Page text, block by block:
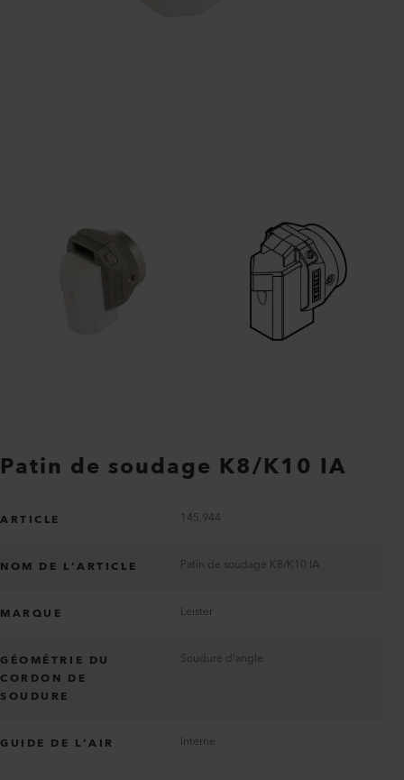
Patin de soudage K8/K10 IA
ARTICLE 145.944
NOM DE L’ARTICLE Patin de soudage K8/K10 IA
MARQUE Leister
GÉOMÉTRIE DU
CORDON DE
SOUDURE
Soudure d'angle
GUIDE DE L’AIR Interne